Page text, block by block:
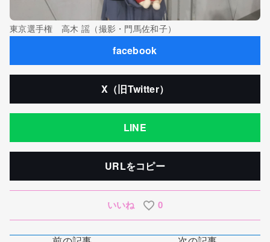
東京選手権 高木 謡（撮影・門馬佐和子）
facebook
X（旧Twitter）
LINE
URLをコピー
いいね 0